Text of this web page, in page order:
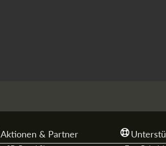
Aktionen & Partner